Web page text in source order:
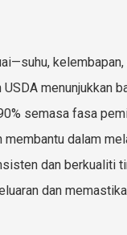
menunjukkan
semasa fasa
dalam
dan berkualiti
dan